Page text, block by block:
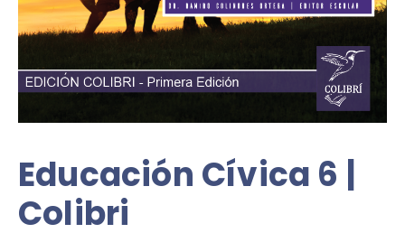
Educación Cívica 6 |
Colibri